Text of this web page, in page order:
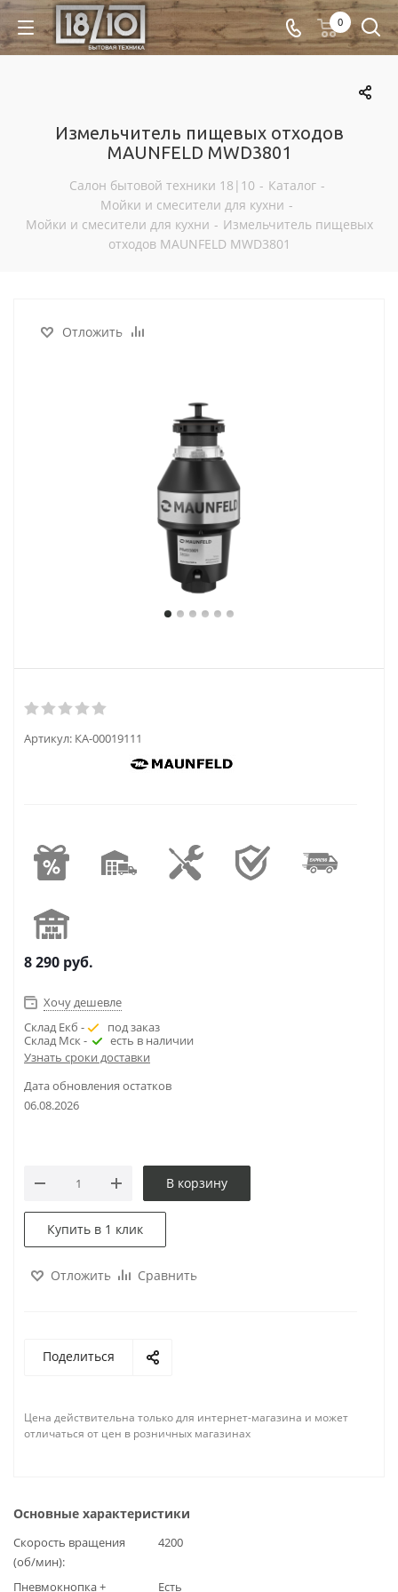
0
Измельчитель пищевых отходов
MAUNFELD MWD3801
Салон бытовой техники 18|10 - Каталог -
Мойки и смесители для кухни -
Мойки и смесители для кухни - Измельчитель пищевых
отходов MAUNFELD MWD3801
Отложить
Артикул: КА-00019111
8 290 руб.
Хочу дешевле
Склад Екб -
под заказ
Склад Мск -
есть в наличии
Узнать сроки доставки
Дата обновления остатков
06.08.2026
В корзину
Купить в 1 клик
Отложить Сравнить
Поделиться
Цена действительна только для интернет-магазина и может
отличаться от цен в розничных магазинах
Основные характеристики
Скорость вращения
(об/мин)
4200
Пневмокнопка + Есть